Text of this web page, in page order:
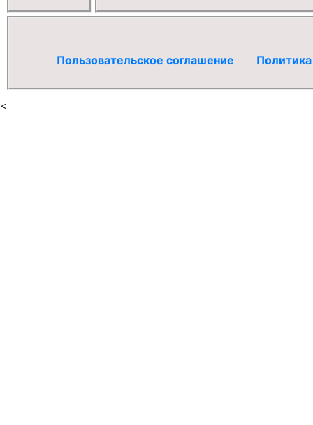
Пользовательское соглашение
<